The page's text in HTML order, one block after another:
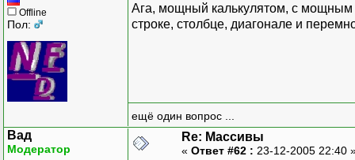
Offline
Пол:
Ага, мощный калькулятом, с мощным
строке, столбце, диагонале и
ещё один вопрос ...
Вад
Модератор
Re: Массивы
« Ответ #62 : 23-12-2005 22:40